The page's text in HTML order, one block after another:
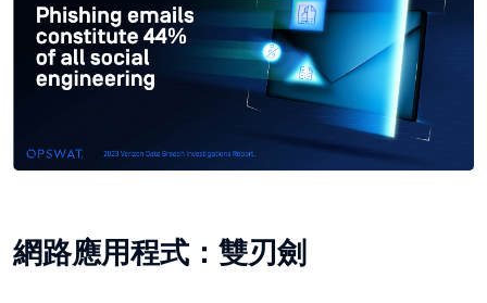
網路應用程式：雙刃劍